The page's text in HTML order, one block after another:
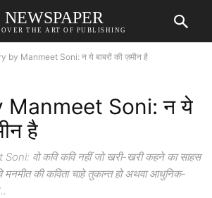
NEWSPAPER
THE ART OF PUBLISHING
by Manmeet Soni: न ये बाबरों की ज़मीन है
Manmeet Soni: न ये
है
वो कवि कवि नहीं जो खरी-खरी कहने का साहस
मनमीत की कविता चाहे तुकान्त हो अथवा आधुनिक-